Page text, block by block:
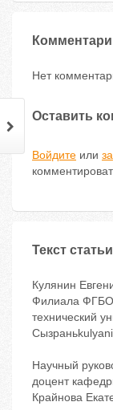
Нет
Оставить
Войдите или
Текст статьи
Кулянин
Филиала
технический
Научный
доцент
Крайнова